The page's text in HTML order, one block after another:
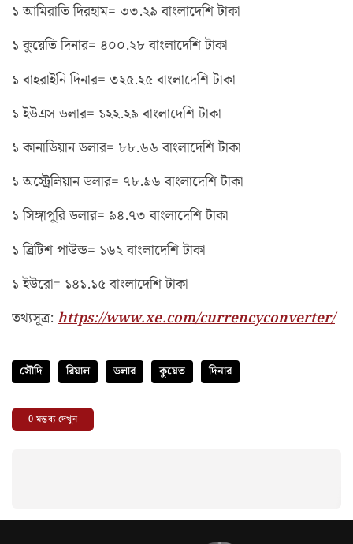
১ আমিরাতি দিরহাম= ৩৩.২৯ বাংলাদেশি টাকা
১ কুয়েতি দিনার= ৪০০.২৮ বাংলাদেশি টাকা
১ বাহরাইনি দিনার= ৩২৫.২৫ বাংলাদেশি টাকা
১ ইউএস ডলার= ১২২.২৯ বাংলাদেশি টাকা
১ কানাডিয়ান ডলার= ৮৮.৬৬ বাংলাদেশি টাকা
১ অস্ট্রেলিয়ান ডলার= ৭৮.৯৬ বাংলাদেশি টাকা
১ সিঙ্গাপুরি ডলার= ৯৪.৭৩ বাংলাদেশি টাকা
১ ব্রিটিশ পাউন্ড= ১৬২ বাংলাদেশি টাকা
১ ইউরো= ১৪১.১৫ বাংলাদেশি টাকা
তথ্যসূত্র: https://www.xe.com/currencyconverter/
সৌদি রিয়াল ডলার কুয়েত দিনার
0মন্তব্য দেখুন